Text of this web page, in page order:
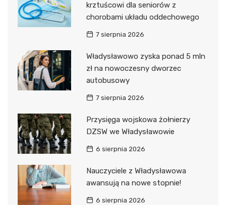
krztuścowi dla seniorów z
chorobami układu oddechowego
7 sierpnia 2026
Władysławowo zyska ponad 5 mln
zł na nowoczesny dworzec
autobusowy
7 sierpnia 2026
Przysięga wojskowa żołnierzy
DZSW we Władysławowie
6 sierpnia 2026
Nauczyciele z Władysławowa
awansują na nowe stopnie!
6 sierpnia 2026